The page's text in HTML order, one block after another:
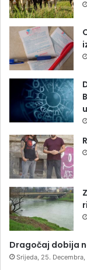
Dragočaj dobija
Srijeda, 25. Decembra,